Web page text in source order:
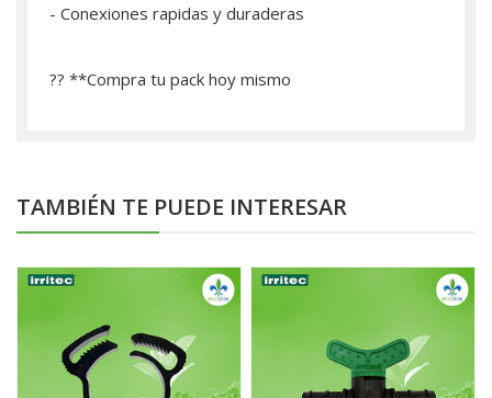
- Conexiones rapidas y duraderas
?? **­Compra tu pack hoy mismo
TAMBIÉN TE PUEDE INTERESAR